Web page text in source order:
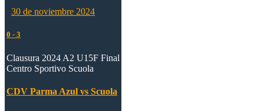
30 de noviembre 2024
0 - 3
Clausura 2024 A2 U15F Final
Centro Sportivo Scuola
CDV Parma Azul vs Scuola